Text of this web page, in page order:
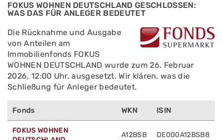
FOKUS WOHNEN DEUTSCHLAND GESCHLOSSEN:
WAS DAS FÜR ANLEGER BEDEUTET
Die Rücknahme und Ausgabe
von Anteilen am
Immobilienfonds FOKUS
WOHNEN DEUTSCHLAND wurde zum 26. Februar
2026, 12:00 Uhr, ausgesetzt. Wir klären, was die
Schließung für Anleger bedeutet.
Fonds WKN ISIN
FOKUS WOHNEN
A12BSB DE000A12BSB8